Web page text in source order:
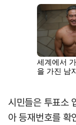
시민들은 투표소
아 등재번호를 확